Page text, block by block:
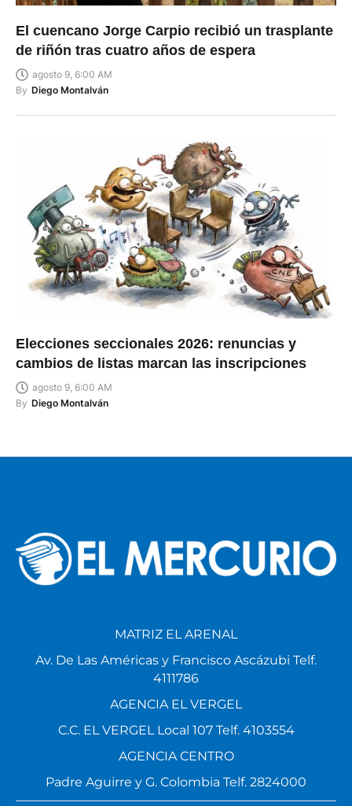
El cuencano Jorge Carpio recibió un trasplante
de riñón tras cuatro años de espera
agosto 9, 6:00 AM
By Diego Montalván
Elecciones seccionales 2026: renuncias y
cambios de listas marcan las inscripciones
agosto 9, 6:00 AM
By Diego Montalván
MATRIZ EL ARENAL
Av. De Las Américas y Francisco Ascázubi Telf.
4111786
AGENCIA EL VERGEL
C.C. EL VERGEL Local 107 Telf. 4103554
AGENCIA CENTRO
Padre Aguirre y G. Colombia Telf. 2824000